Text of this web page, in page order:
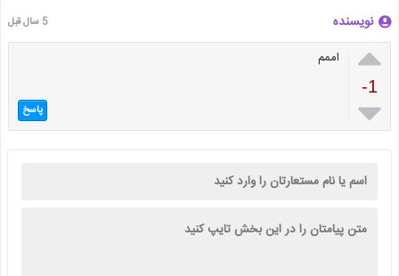
نویسنده 5 سال قبل

-1

اممم
پاسخ